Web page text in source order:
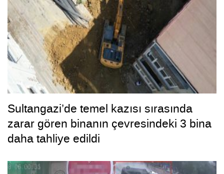
Sultangazi’de temel kazısı sırasında
zarar gören binanın çevresindeki 3 bina
daha tahliye edildi